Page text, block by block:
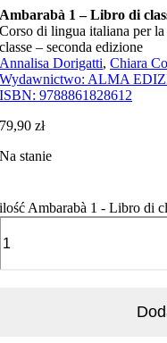
Ambarabà 1 – Libro di
Corso di lingua italiana per
classe – seconda edizione
Annalisa Dorigatti,Chiara
Wydawnictwo: ALMA
ISBN:9788861828612
79,90zł
Na stanie
ilość Ambarabà 1 - Libro di